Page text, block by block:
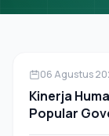
Pers Rilis
06 Agustus
Kinerja
Popular